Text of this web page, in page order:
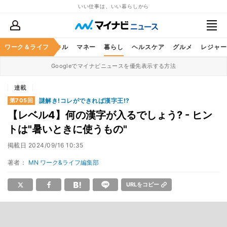
いい仕事は、いい暮らしから
ワーク＆ライフ
ア ビジネススキル マネー 暮らし ヘルスケア グルメ レジャー
Googleでマイナビニュースを優先表示する方法
連載
第705回 謎解き!コレができれば漢字王!?
【レベル4】何の漢字が入るでしょう? - ヒン
トは"暑いときに使うもの"
掲載日 2024/09/16 10:35
著者： MN ワーク&ライフ編集部
URLをコピー